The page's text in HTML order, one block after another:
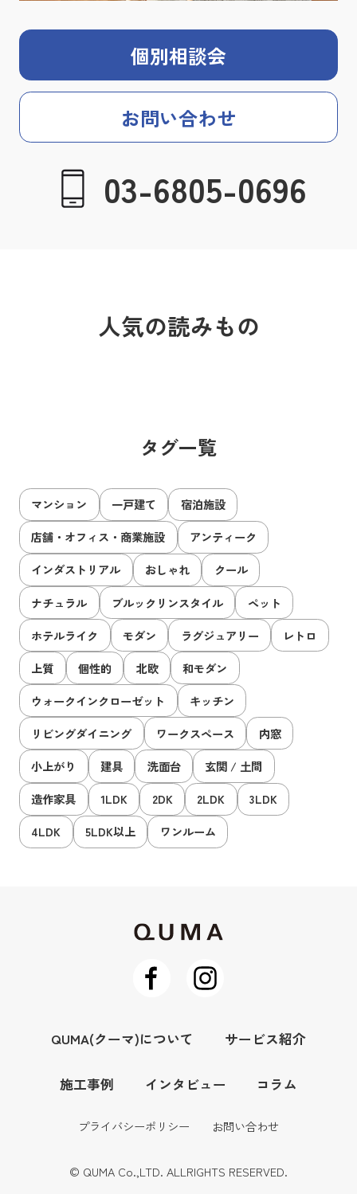
個別相談会
お問い合わせ
03-6805-0696
人気の読みもの
タグ一覧
マンション 一戸建て
宿泊施設
店舗・オフィス・商業施設
アンティーク
インダストリアル
おしゃれ
クール
ナチュラル
ブルックリンスタイル
ペット
ホテルライク
モダン ラグジュアリー
レトロ
上質
個性的 北欧
和モダン
ウォークインクローゼット
キッチン
リビングダイニング
ワークスペース
内窓
小上がり
建具 洗面台
玄関 / 土間
造作家具
1LDK 2DK 2LDK
3LDK
4LDK
5LDK以上 ワンルーム
QUMA(クーマ)について サービス紹介
施工事例 インタビュー コラム
プライバシーポリシー お問い合わせ
© QUMA Co.,LTD. ALLRIGHTS RESERVED.